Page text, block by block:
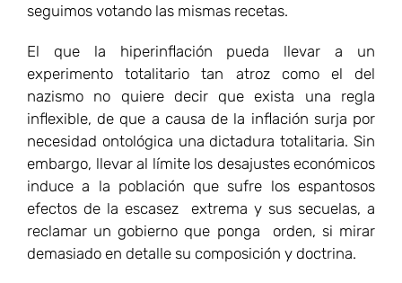
seguimos votando las mismas recetas.
El que la hiperinflación pueda llevar a un
experimento totalitario tan atroz como el del
nazismo no quiere decir que exista una regla
inflexible, de que a causa de la inflación surja por
necesidad ontológica una dictadura totalitaria. Sin
embargo, llevar al límite los desajustes económicos
induce a la población que sufre los espantosos
efectos de la escasez extrema y sus secuelas, a
reclamar un gobierno que ponga orden, si mirar
demasiado en detalle su composición y doctrina.